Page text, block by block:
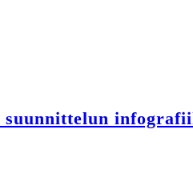
suunnittelun